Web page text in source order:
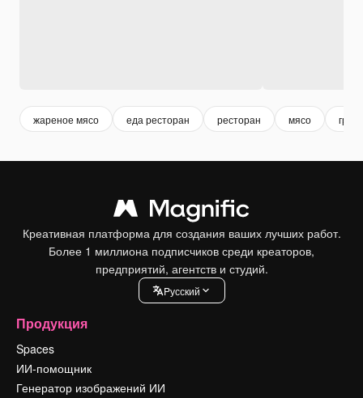
жареное мясо еда ресторан ресторан мясо гриль
Креативная платформа для создания ваших лучших работ.
Более 1 миллиона подписчиков среди креаторов,
предприятий, агентств и студий.
Pусский
Продукция
Spaces
ИИ-помощник
Генератор изображений ИИ